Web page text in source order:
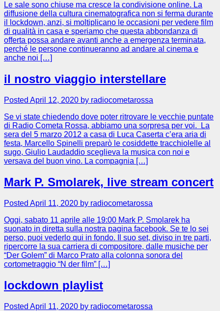
Le sale sono chiuse ma cresce la condivisione online. La
diffusione della cultura cinematografica non si ferma durante
il lockdown, anzi, si moltiplicano le occasioni per vedere film
di qualità in casa e speriamo che questa abbondanza di
offerta possa andare avanti anche a emergenza terminata,
perché le persone continueranno ad andare al cinema e
anche noi […]
il nostro viaggio interstellare
Posted April 12, 2020 by radiocometarossa
Se vi state chiedendo dove poter ritrovare le vecchie puntate
di Radio Cometa Rossa, abbiamo una sorpresa per voi. La
sera del 5 marzo 2012 a casa di Luca Caserta c’era aria di
festa, Marcello Spinelli preparò le cosiddette tracchiolelle al
sugo, Giulio Laudaddio sceglieva la musica con noi e
versava del buon vino. La compagnia […]
Mark P. Smolarek, live stream concert
Posted April 11, 2020 by radiocometarossa
Oggi, sabato 11 aprile alle 19:00 Mark P. Smolarek ha
suonato in diretta sulla nostra pagina facebook. Se te lo sei
perso, puoi vederlo qui in fondo. Il suo set, diviso in tre parti,
ripercorre la sua carriera di compositore, dalle musiche per
“Der Golem” di Marco Prato alla colonna sonora del
cortometraggio “N der film” […]
lockdown playlist
Posted April 11, 2020 by radiocometarossa